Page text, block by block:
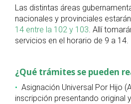
Las distintas áreas
nacionales y provinciales
14 entre la 102 y 103. Allí
servicios en el horario de 9 a 14.
¿Qué trámites se pueden
Asignación Universal Por Hijo
inscripción presentando original